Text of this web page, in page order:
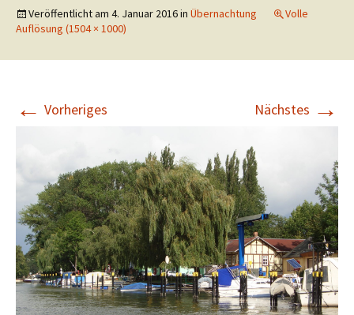
Veröffentlicht am 4. Januar 2016in Übernachtung
Volle
Auflösung (1504 × 1000)
← Vorheriges Nächstes →